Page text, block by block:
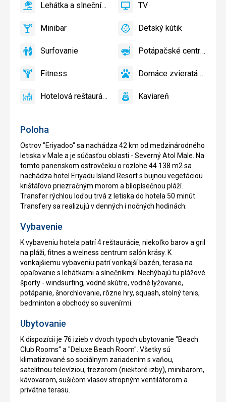
Poloha
Ostrov "Eriyadoo" sa nachádza 42 km od medzinárodného
letiska v Male a je súčasťou oblasti - Severný Atol Male. Na
tomto panenskom ostrovčeku o rozlohe 44 138 m2 sa
nachádza hotel Eriyadu Island Resort s bujnou vegetáciou
krištáľovo priezračným morom a bílopísečnou pláží.
Transfer rýchlou loďou trvá z letiska do hotela 50 minút.
Transfery sa realizujú v denných i nočných hodinách.
Vybavenie
K vybaveniu hotela patrí 4 reštaurácie, niekoľko barov a gril
na pláži, fitnes a welness centrum salón krásy. K
vonkajšiemu vybaveniu patrí vonkajší bazén, terasa na
opaľovanie s lehátkami a slnečníkmi. Nechýbajú tu plážové
športy - windsurfing, vodné skútre, vodné lyžovanie,
potápanie, šnorchlovanie, rôzne hry, squash, stolný tenis,
bedminton a obchody so suvenírmi.
Ubytovanie
K dispozícii je 76 izieb v dvoch typoch ubytovanie "Beach
Club Rooms" a "Deluxe Beach Room". Všetky sú
klimatizované so sociálnym zariadením s vaňou,
satelitnou televíziou, trezorom (niektoré izby), minibarom,
kávovarom, sušičom vlasov stropným ventilátorom a
privátne terasu.
Lehátka
slnečníky
bazéne
Lehátka a slnečníky pri bazéne zadarmo
áno TV TV
áno
Minibar,Minibar
áno
Detský
Detské
Detský kútik
áno
Surfovanie
Surfovanie
áno
Potápačské
Potápačské centrum
áno
FitnessFitness
áno
Domáce
povolené
Domáce zvieratá povolené
áno
Hotelová
Hotelová reštaurácia
áno KaviareňKaviareň
áno